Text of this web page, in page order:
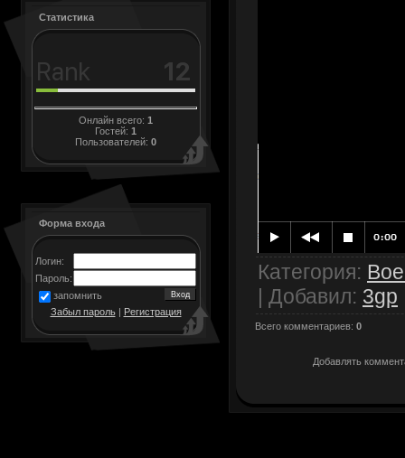
Статистика
Онлайн всего: 1
Гостей: 1
Пользователей: 0
Форма входа
Логин:
Пароль:
запомнить
Забыл пароль| Регистрация
Категория:
| Добавил: 3gp
Всего комментариев: 0
Добавлять